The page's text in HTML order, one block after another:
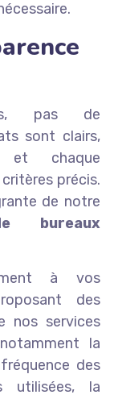
pas de
sont clairs,
et chaque
précis.
de notre
bureaux
à vos
des
nos services
la
des
utilisées, la